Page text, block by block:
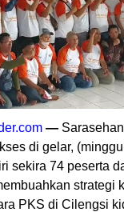
—
di gelar,
sekira 74 peserta
strategi
PKS di Cilengsi